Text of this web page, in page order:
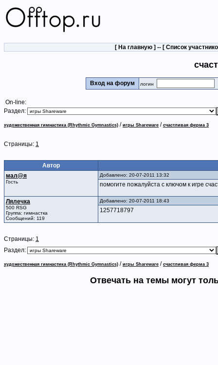
[ На главную ] -- [ Список
Вход на форум логин
On-line:
Раздел:
художественная гимнастика (Rhythmic Gymnastics) / игры Shareware / счастливая ферма 3
Страницы: 1
Автор
мал@я
Гость
Добавлено: 20-07-2011 13:32
помогите пожалуйста с ключом к игре
Лялечка
500 RSG
Группа: гимнастка
Сообщений: 119
Добавлено: 20-07-2011 18:43
1257718797
Страницы: 1
Раздел:
художественная гимнастика (Rhythmic Gymnastics) / игры Shareware / счастливая ферма 3
Отвечать на темы могут